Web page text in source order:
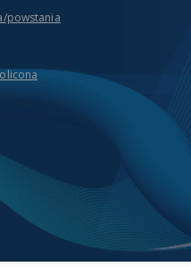
powstania